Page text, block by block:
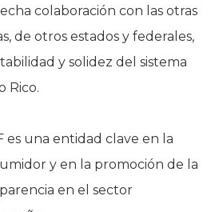
colaboración con las otras
de otros estados y federales,
y solidez del sistema
Rico.
es una entidad clave en la
y en la promoción de la
en el sector